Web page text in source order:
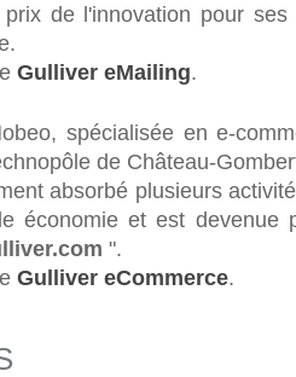
de l'innovation pour ses
Gulliver eMailing.
spécialisée en e-
de Château-
absorbé plusieurs
économie et est devenue
".
Gulliver eCommerce.